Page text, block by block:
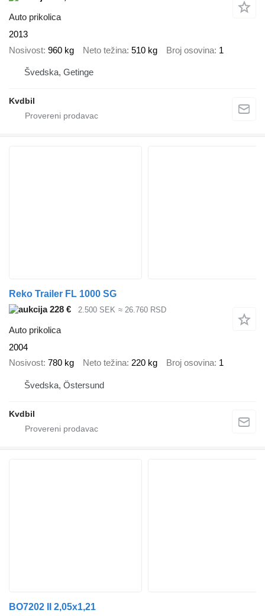
Auto prikolica
2013
Nosivost 960 kg Neto težina 510 kg Broj osovina 1
Švedska, Getinge
Kvdbil
Reko Trailer FL 1000 SG
228 €
2.500 SEK ≈ 26.760 RSD
Auto prikolica
2004
Nosivost 780 kg Neto težina 220 kg Broj osovina 1
Švedska, Östersund
Kvdbil
BO7202 II 2,05x1,21